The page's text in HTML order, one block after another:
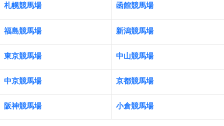
札幌競馬場 函館競馬場
福島競馬場 新潟競馬場
東京競馬場 中山競馬場
中京競馬場 京都競馬場
阪神競馬場 小倉競馬場